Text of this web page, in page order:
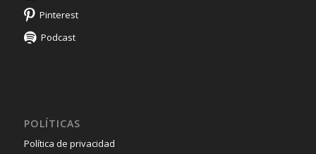
Pinterest
Podcast
POLÍTICAS
Política de privacidad